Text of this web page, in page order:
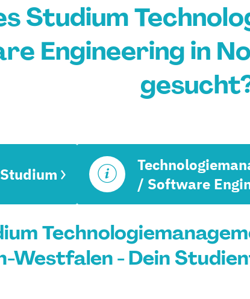
Studium
Engineering in
/ Software
Westfalen - Dein